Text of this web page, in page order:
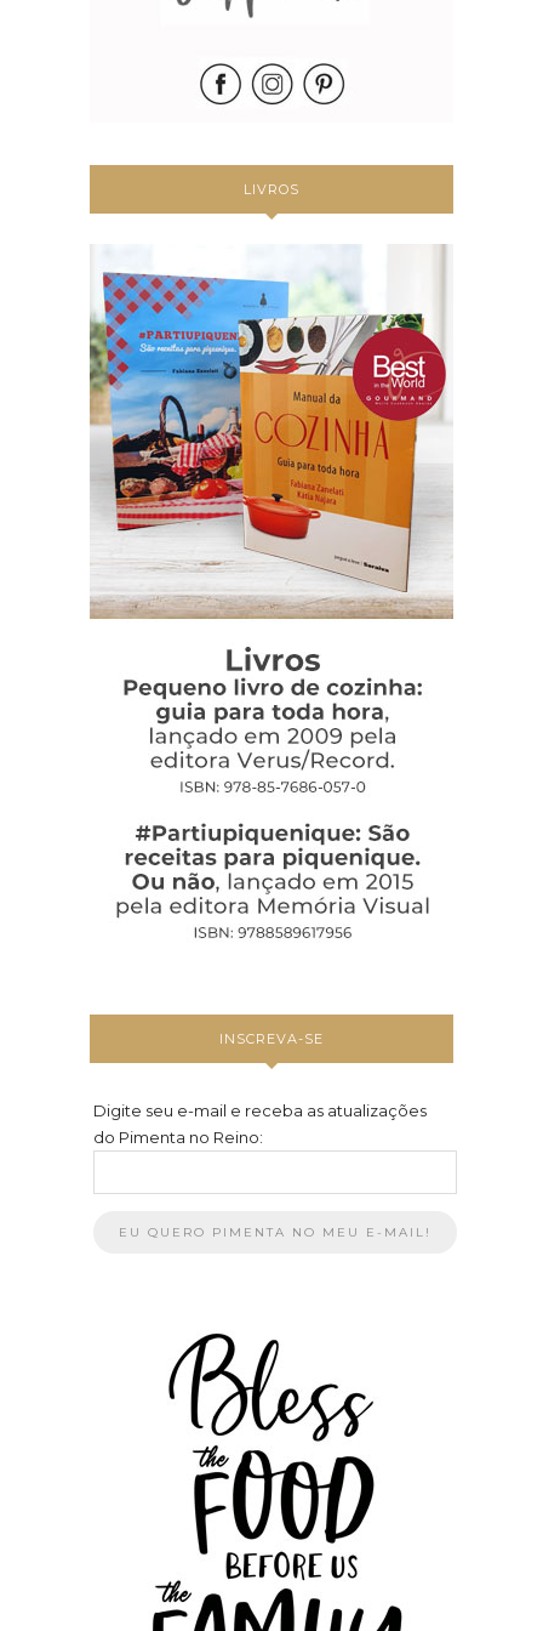
LIVROS
INSCREVA-SE
Digite seu e-mail e receba as atualizações
do Pimenta no Reino: